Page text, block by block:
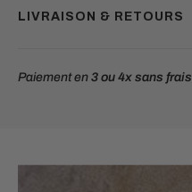
LIVRAISON & RETOURS
Paiement en 3 ou 4x sans frais
à